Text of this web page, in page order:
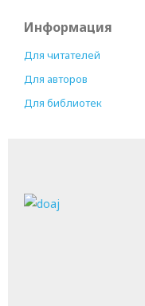
Информация
Для читателей
Для авторов
Для библиотек